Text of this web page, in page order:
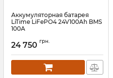
Аккумуляторная батарея
LiTime LiFePO4 24V100Ah BMS
100A
24 750 грн.